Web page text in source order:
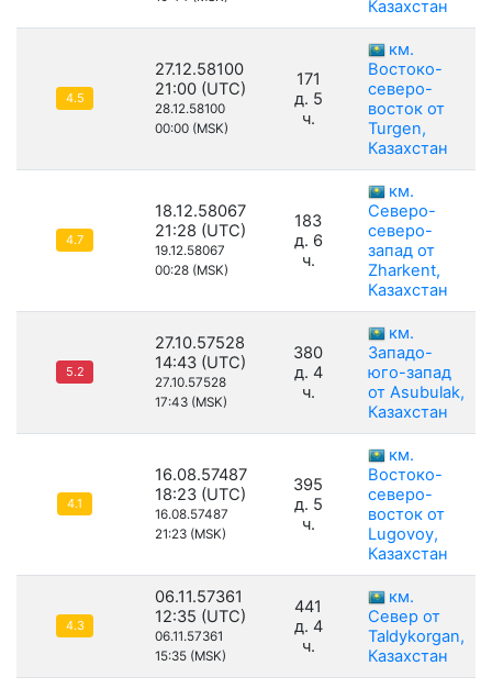
Казахстан
4.5
27.12.58100
21:00 (UTC)
28.12.58100
00:00 (MSK)
171
д. 5
ч.
км.
Востоко-
северо-
восток от
Turgen,
Казахстан
4.7
18.12.58067
21:28 (UTC)
19.12.58067
00:28 (MSK)
183
д. 6
ч.
км.
Северо-
северо-
запад от
Zharkent,
Казахстан
5.2
27.10.57528
14:43 (UTC)
27.10.57528
17:43 (MSK)
380
д. 4
ч.
км.
Западо-
юго-запад
от Asubulak,
Казахстан
4.1
16.08.57487
18:23 (UTC)
16.08.57487
21:23 (MSK)
395
д. 5
ч.
км.
Востоко-
северо-
восток от
Lugovoy,
Казахстан
4.3
06.11.57361
12:35 (UTC)
06.11.57361
15:35 (MSK)
441
д. 4
ч.
км.
Север от
Taldykorgan,
Казахстан